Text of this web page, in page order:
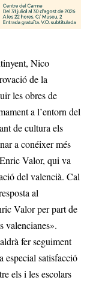
Nico
de la
les obres de
a l’entorn del
de cultura els
a conéixer més
Valor, qui va
del valencià. Cal
al
Valor per part de
valencianes».
fer seguiment
especial satisfacció
els i les escolars